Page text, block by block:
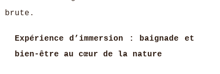
brute.
Expérience d’immersion : baignade et
bien-être au cœur de la nature